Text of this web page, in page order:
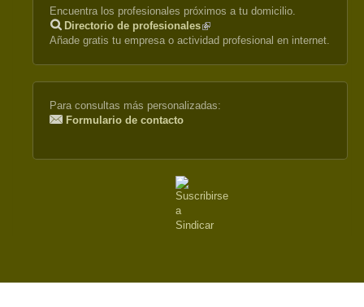
Encuentra los profesionales próximos a tu domicilio.
Directorio de profesionales(link
is
Añade gratis tu empresa o actividad profesional en internet.
Para consultas más personalizadas:
Formulario de contacto